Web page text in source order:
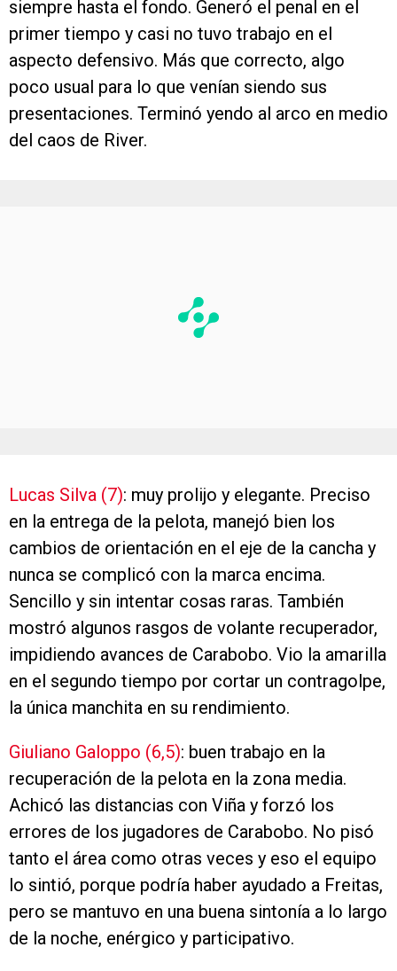
siempre hasta el fondo. Generó el penal en el
primer tiempo y casi no tuvo trabajo en el
aspecto defensivo. Más que correcto, algo
poco usual para lo que venían siendo sus
presentaciones. Terminó yendo al arco en medio
del caos de River.
Lucas Silva (7): muy prolijo y elegante. Preciso
en la entrega de la pelota, manejó bien los
cambios de orientación en el eje de la cancha y
nunca se complicó con la marca encima.
Sencillo y sin intentar cosas raras. También
mostró algunos rasgos de volante recuperador,
impidiendo avances de Carabobo. Vio la amarilla
en el segundo tiempo por cortar un contragolpe,
la única manchita en su rendimiento.
Giuliano Galoppo (6,5): buen trabajo en la
recuperación de la pelota en la zona media.
Achicó las distancias con Viña y forzó los
errores de los jugadores de Carabobo. No pisó
tanto el área como otras veces y eso el equipo
lo sintió, porque podría haber ayudado a Freitas,
pero se mantuvo en una buena sintonía a lo largo
de la noche, enérgico y participativo.